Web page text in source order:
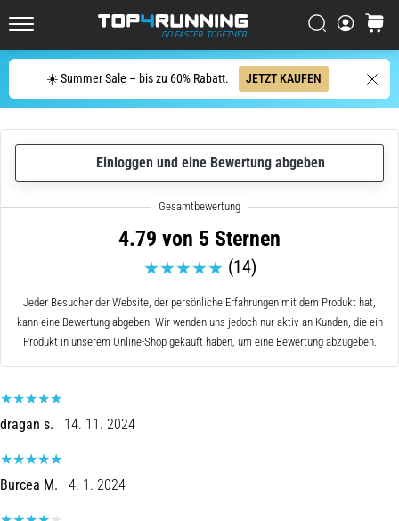
☀️ Summer Sale – bis zu 60% Rabatt. JETZT KAUFEN
Suchen
tut
aber
lohnt
Welche
bietet
Lesedauer 8 min
Läuferknie:
Ursachen,
und
Prävention
Das
auch
bekannt
Einloggen und eine Bewertung abgeben
4.79 von 5 Sternen
(14)
Jeder Besucher der Website, der persönliche Erfahrungen mit dem Produkt hat,
kann eine Bewertung abgeben. Wir wenden uns jedoch nur aktiv an Kunden, die ein
Produkt in unserem Online-Shop gekauft haben, um eine Bewertung abzugeben.
dragan s. 14. 11. 2024
Burcea M. 4. 1. 2024